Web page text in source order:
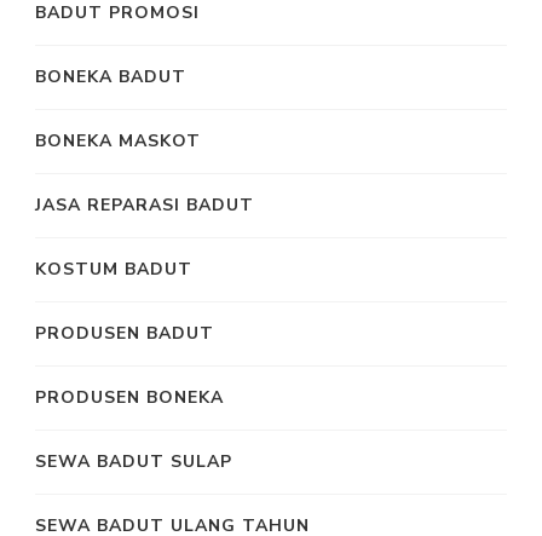
BADUT PROMOSI
BONEKA BADUT
BONEKA MASKOT
JASA REPARASI BADUT
KOSTUM BADUT
PRODUSEN BADUT
PRODUSEN BONEKA
SEWA BADUT SULAP
SEWA BADUT ULANG TAHUN